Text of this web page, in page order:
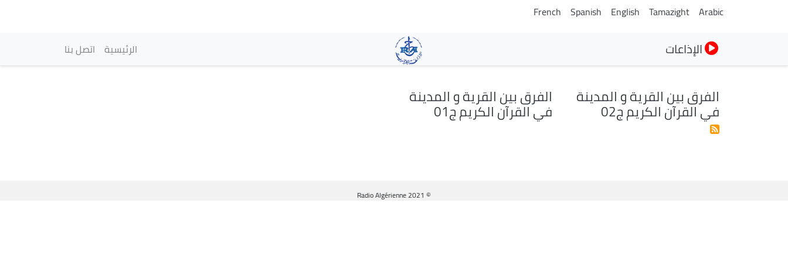
Arabic
Tamazight
English
Spanish
French
الإذاعات principale
الرئيسية اتصل بنا
الفرق بين القرية و المدينة
في القرآن الكريم ج02
الفرق بين القرية و المدينة
في القرآن الكريم ج01
© Radio Algérienne 2021